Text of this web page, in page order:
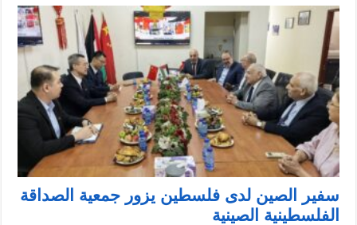
سفير الصين لدى فلسطين يزور جمعية الصداقة
الفلسطينية الصينية